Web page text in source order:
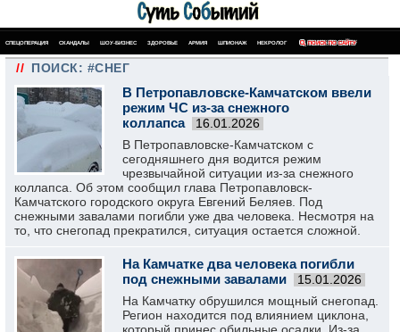
СПЕЦОПЕРАЦИЯ СКАНДАЛЫ ШОУ-БИЗНЕС ЗДОРОВЬЕ АРМИЯ ШПИОНАЖ НЕКРОЛОГ ПОИСК ПО САЙТУ
// ПОИСК: #СНЕГ
В Петропавловске-Камчатском ввели
режим ЧС из-за снежного
коллапса
16.01.2026
В Петропавловске-Камчатском с
сегодняшнего дня водится режим
чрезвычайной ситуации из-за снежного
коллапса. Об этом сообщил глава Петропавловск-
Камчатского городского округа Евгений Беляев. Под
снежными завалами погибли уже два человека. Несмотря на
то, что снегопад прекратился, ситуация остается сложной.
На Камчатке два человека погибли
под снежными завалами
15.01.2026
На Камчатку обрушился мощный снегопад.
Регион находится под влиянием циклона,